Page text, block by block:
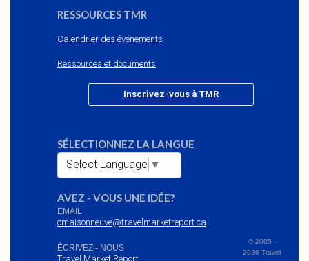
RESSOURCES TMR
Calendrier des événements
Ressources et documents
Inscrivez-vous à TMR
SÉLECTIONNEZ LA LANGUE
Select Language ▼
AVEZ - VOUS UNE IDÉE?
EMAIL
cmaisonneuve@travelmarketreport.ca
ÉCRIVEZ - NOUS
Travel Market Report
© 2005 -
2026 Travel